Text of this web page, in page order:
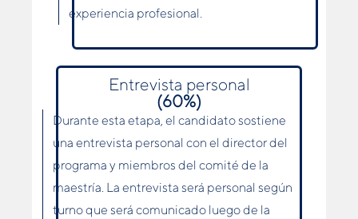
experiencia profesional.
Entrevista personal
(60%)
Durante esta etapa, el candidato sostiene
una entrevista personal con el director del
programa y miembros del comité de la
maestría. La entrevista será personal según
turno que será comunicado luego de la